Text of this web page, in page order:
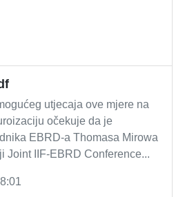
utjecaja ove mjere na
očekuje da je
EBRD-a Thomasa Mirowa
Joint IIF-EBRD Conference...